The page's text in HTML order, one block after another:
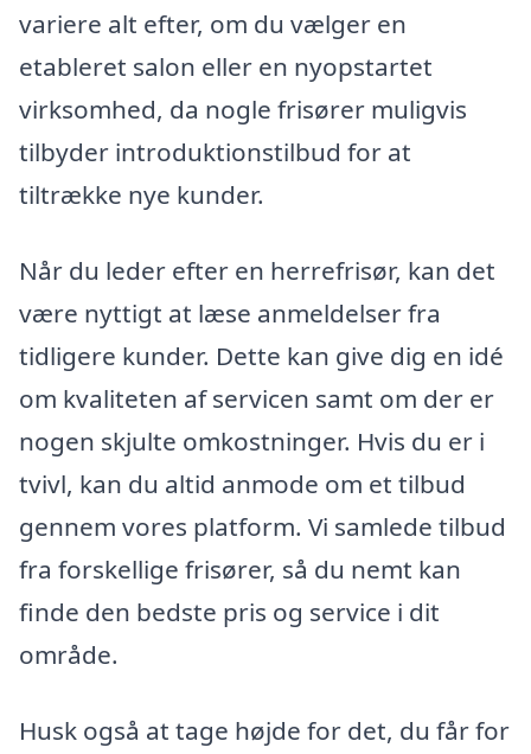
variere alt efter, om du vælger en
etableret salon eller en nyopstartet
virksomhed, da nogle frisører muligvis
tilbyder introduktionstilbud for at
tiltrække nye kunder.
Når du leder efter en herrefrisør, kan det
være nyttigt at læse anmeldelser fra
tidligere kunder. Dette kan give dig en idé
om kvaliteten af servicen samt om der er
nogen skjulte omkostninger. Hvis du er i
tvivl, kan du altid anmode om et tilbud
gennem vores platform. Vi samlede tilbud
fra forskellige frisører, så du nemt kan
finde den bedste pris og service i dit
område.
Husk også at tage højde for det, du får for